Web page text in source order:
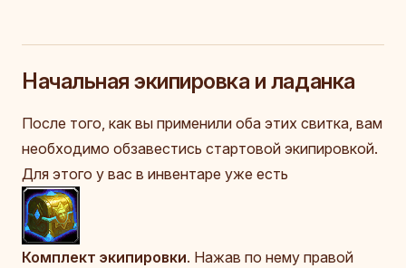
Начальная экипировка и ладанка
После того, как вы применили оба этих свитка, вам
необходимо обзавестись стартовой экипировкой.
Для этого у вас в инвентаре уже есть
Комплект экипировки. Нажав по нему правой